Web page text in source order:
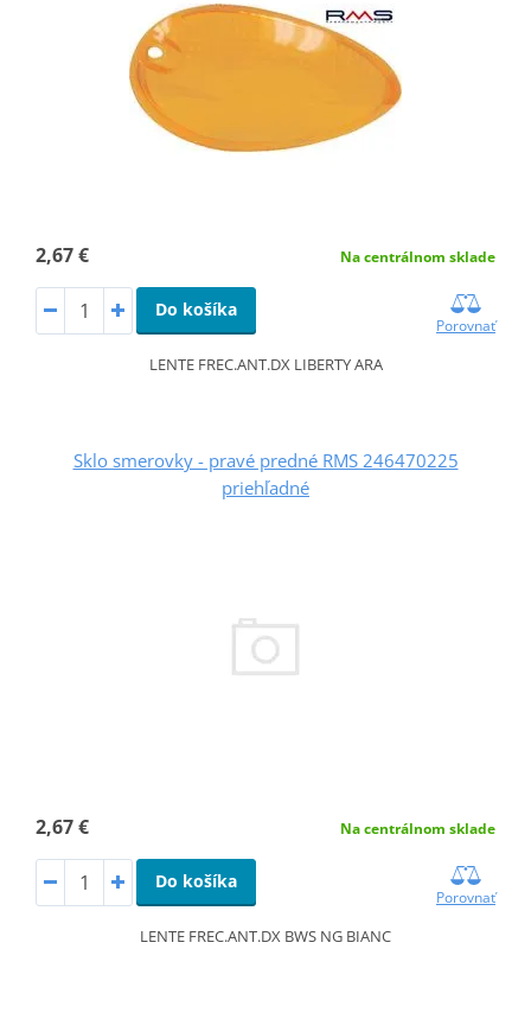
2,67 € Na centrálnom sklade
Do košíka
Porovnať
LENTE FREC.ANT.DX LIBERTY ARA
Sklo smerovky - pravé predné RMS 246470225
priehľadné
2,67 € Na centrálnom sklade
Do košíka
Porovnať
LENTE FREC.ANT.DX BWS NG BIANC